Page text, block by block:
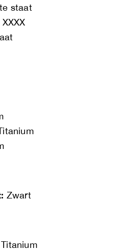
staat
XXXX
Zwart
Titanium